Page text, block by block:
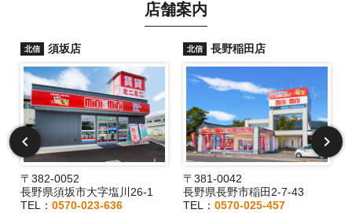
店舗案内
北信 須坂店
〒382-0052
長野県須坂市大字塩川26-1
TEL：0570-023-636
北信 長野稲田店
〒381-0042
長野県長野市稲田2-7-43
TEL：0570-025-457